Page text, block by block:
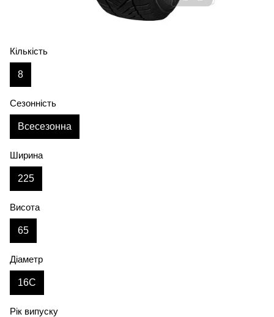
Кількість
8
Сезонність
Всесезонна
Ширина
225
Висота
65
Діаметр
16C
Рік випуску